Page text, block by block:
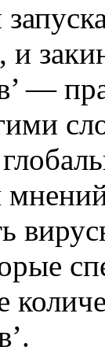
и
—